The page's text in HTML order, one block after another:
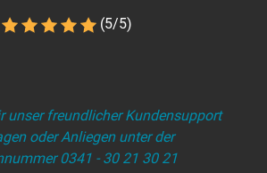
(5/5)
unser freundlicher Kundensupport
oder Anliegen unter der
0341 - 30 21 30 21